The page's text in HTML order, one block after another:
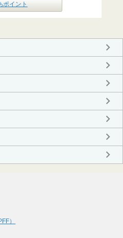
ポイント
）